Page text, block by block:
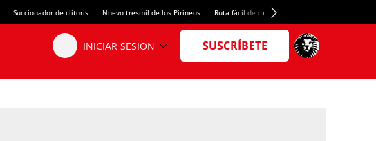
Succionador de clítoris Nuevo tresmil de los Pirineos Ruta fácil de montaña